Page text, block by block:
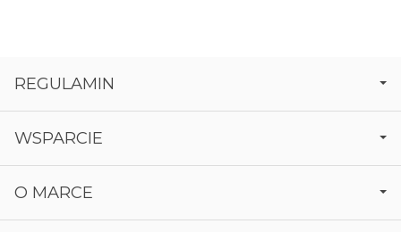
REGULAMIN
WSPARCIE
O MARCE